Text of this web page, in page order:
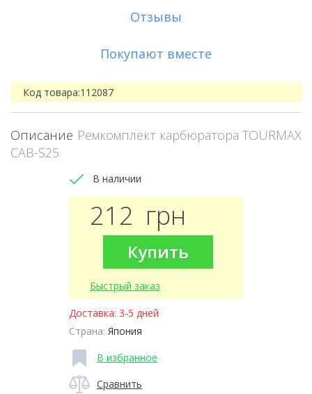
Отзывы
Покупают вместе
Код товара:112087
Описание Ремкомплект карбюратора TOURMAX
CAB-S25
В наличии
212 грн
Купить
Быстрый заказ
Доставка: 3-5 дней
Страна: Япония
В избранное
Сравнить